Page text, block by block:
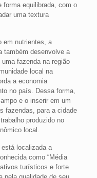
forma equilibrada, com o
uma textura
em nutrientes, a
também desenvolve a
fazenda na região
local na
a economia
no país. Dessa forma,
e o inserir em um
fazendas, para a cidade
produzido no
local.
está localizada a
como “Média
turísticos e forte